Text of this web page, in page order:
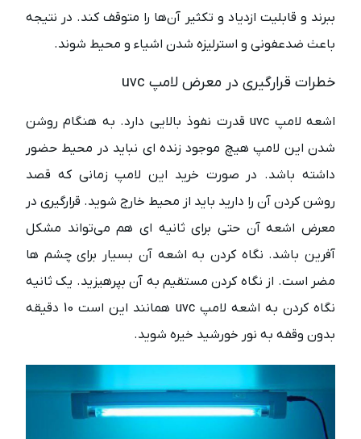
ببرند و قابلیت ازدیاد و تکثیر آن‌ها را متوقف کند. در نتیجه
باعث ضدعفونی و استرلیزه شدن اشیاء و محیط شوند.
خطرات قرارگیری در معرض لامپ uvc
اشعه لامپ uvc قدرت نفوذ بالایی دارد. به هنگام روشن
شدن این لامپ هیچ موجود زنده ای نباید در محیط حضور
داشته باشد. در صورت خرید این لامپ زمانی که قصد
روشن کردن آن را دارید باید از محیط خارج شوید. قرار‌گیری در
معرض اشعه آن حتی برای ثانیه ای هم می‌تواند مشکل
آفرین باشد. نگاه کردن به اشعه آن بسیار برای چشم ها
مضر است. از نگاه کردن مستقیم به آن بپرهیزید. یک ثانیه
نگاه کردن به اشعه لامپ uvc همانند این است 10 دقیقه
بدون وقفه به نور خورشید خیره شوید.